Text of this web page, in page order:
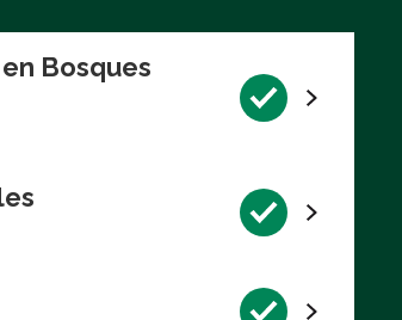
Bosques